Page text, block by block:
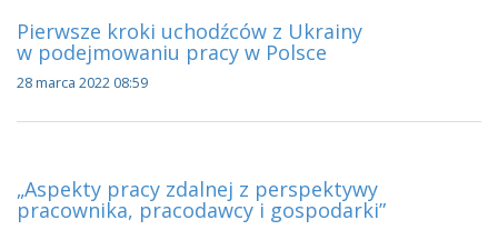
Pierwsze kroki uchodźców z Ukrainy
w podejmowaniu pracy w Polsce
28 marca 2022 08:59
„Aspekty pracy zdalnej z perspektywy
pracownika, pracodawcy i gospodarki”